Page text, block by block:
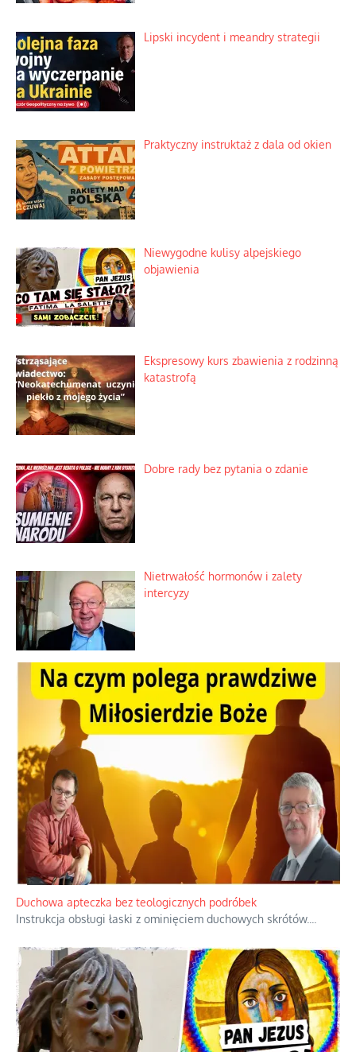
Dobre rady bez pytania o zdanie
Nietrwałość hormonów i zalety